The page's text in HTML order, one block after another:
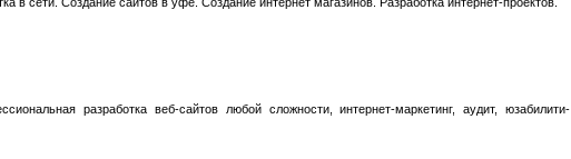
разработка веб-сайтов любой сложности, интернет-маркетинг, аудит, юзабилити-